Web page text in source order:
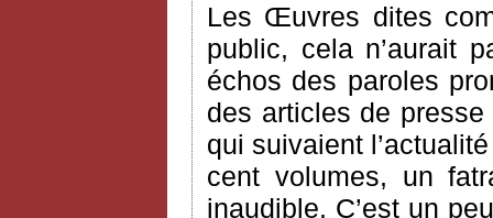
Les Œuvres dites
public, cela n’aurait
échos des paroles
des articles de
qui suivaient
cent volumes, un
inaudible. C’est un